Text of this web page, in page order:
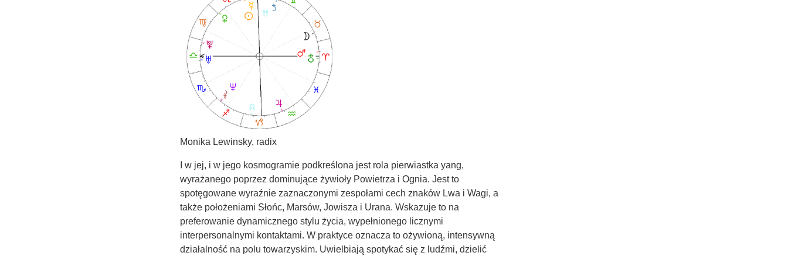
Monika Lewinsky, radix
I w jej, i w jego kosmogramie podkreślona jest rola pierwiastka yang,
wyrażanego poprzez dominujące żywioły Powietrza i Ognia. Jest to
spotęgowane wyraźnie zaznaczonymi zespołami cech znaków Lwa i Wagi, a
także położeniami Słońc, Marsów, Jowisza i Urana. Wskazuje to na
preferowanie dynamicznego stylu życia, wypełnionego licznymi
interpersonalnymi kontaktami. W praktyce oznacza to ożywioną, intensywną
działalność na polu towarzyskim. Uwielbiają spotykać się z ludźmi, dzielić